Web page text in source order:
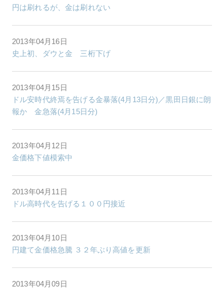
円は刷れるが、金は刷れない
2013年04月16日
史上初、ダウと金 三桁下げ
2013年04月15日
ドル安時代終焉を告げる金暴落(4月13日分)／黒田日銀に朗
報か 金急落(4月15日分)
2013年04月12日
金価格下値模索中
2013年04月11日
ドル高時代を告げる１００円接近
2013年04月10日
円建て金価格急騰 ３２年ぶり高値を更新
2013年04月09日